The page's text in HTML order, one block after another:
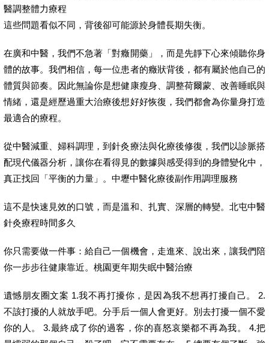
醫調整體力療程
這些問題看似不同，背後卻可能源於身體長期失衡。
在廣和中醫，我們不急著「對癥開藥」，而是先靜下心來傾聽你身
體的故事。我們相信，每一位患者的癥狀背後，都有屬於他自己的
體質與節奏。因此無論你是想健康瘦身、調整荷爾蒙、改善睡眠與
情緒，還是經歷過重大治療後想好好恢復，我們都會為你量身打造
最適合的療程。
從中醫減重、婦科調理，到針灸療法與化療後修復，我們以診脈搭
配現代儀器分析，讓你在看得見的數據與感受得到的身體變化中，
真正找回「平衡的力量」。中壢中醫化療後副作用調理服務
這不是快速見效的口號，而是溫和、扎實、深層的轉變。北屯中醫
針灸療程時間多久
你只需要做一件事：給自己一個機會，走進來、說出來，讓我們陪
你一步步往健康靠近。桃園更年期失眠中醫治療
遺憾朋友圈文案 1.我不再打擾你，是因為我不想再打擾自己。 2.
不該打擾的人就放手吧。分手后一個人會更好。別去打擾一個不愛
你的人。 3.最終成了你的過客，你的喜怒哀樂都不再為我。 4.把